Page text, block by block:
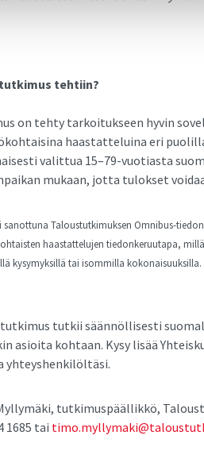
tehtiin?
on tehty tarkoitukseen hyvin
haastatteluina eri
valittua 15–79-vuotiasta
mukaan, jotta tulokset
sanottuna Taloustutkimuksen Omnibus-
haastattelujen tiedonkeruutapa,
kysymyksillä tai isommilla kokonaisuuksilla.
tutkii säännöllisesti
asioita kohtaan. Kysy lisää
yhteyshenkilöltäsi.
tutkimuspäällikkö,
1685 tai